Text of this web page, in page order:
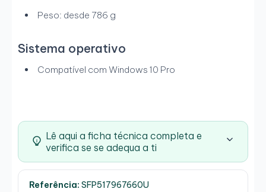
Peso: desde 786 g
Sistema operativo
Compatível com Windows 10 Pro
Lê aqui a ficha técnica completa e
verifica se se adequa a ti
Referência: SFP517967660U